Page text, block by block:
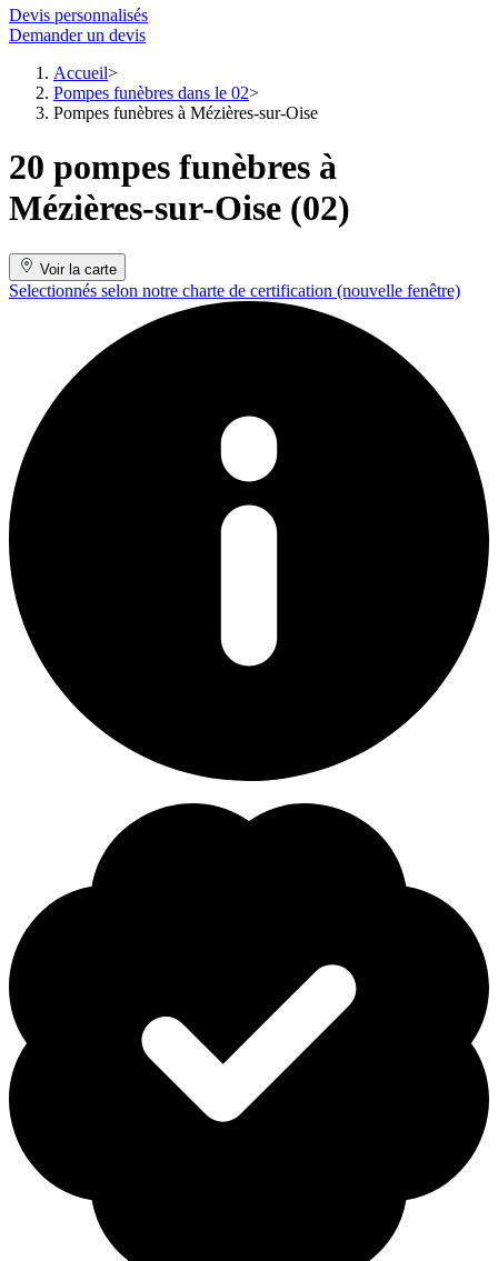
Devis personnalisés
Demander un devis
Accueil
Pompes funèbres dans le 02
Pompes funèbres à Mézières-sur-Oise
20 pompes funèbres à
Mézières-sur-Oise (02)
Voir la carte
Selectionnés selon notre charte de certification (nouvelle fenêtre)